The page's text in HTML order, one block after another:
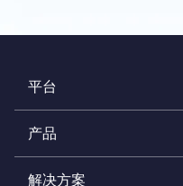
平台
产品
解决方案